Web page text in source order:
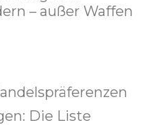
– außer Waffen
Die Liste